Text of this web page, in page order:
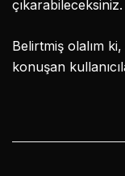
çıkarabileceksiniz.
Belirtmiş olalım
konuşan